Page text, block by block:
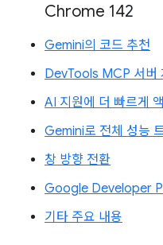
Chrome 142
Gemini의 코드 추천
DevTools MCP 서버
AI 지원에 더 빠르게
Gemini로 전체 성능
창 방향 전환
Google Developer
기타 주요 내용